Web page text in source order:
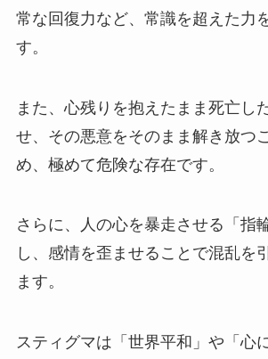
常な回復力など、常識を超えた力
す。
また、心残りを抱えたまま死亡し
せ、その悪意をそのまま解き放つ
め、極めて危険な存在です。
さらに、人の心を暴走させる「指
し、感情を歪ませることで混乱を
ます。
スティグマは「世界平和」や「心